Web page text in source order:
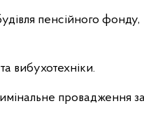
пенсійного фонду,
вибухотехніки.
провадження за